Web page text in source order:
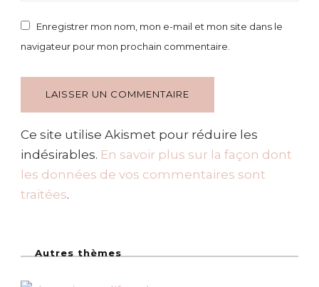
Enregistrer mon nom, mon e-mail et mon site dans le
navigateur pour mon prochain commentaire.
Ce site utilise Akismet pour réduire les
indésirables. En savoir plus sur la façon dont
les données de vos commentaires sont
traitées.
Autres thèmes